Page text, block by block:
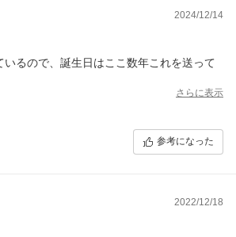
2024/12/14
るので、誕生日はここ数年これを送って
さらに表示
参考になった
2022/12/18